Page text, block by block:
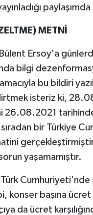
METNİ
Ersoy'a
bilgi
bu bildiri
isteriz ki,
26.08.2021
bir Türkiye
yaşamamıştır.
Türk
konser başına ücret
da ücret